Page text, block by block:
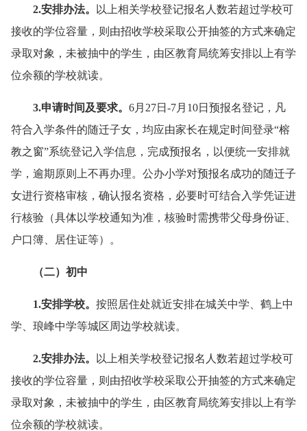
2.安排办法。
以上相关学校登记报名人数若超过学校可
接收的学位容量，则由招收学校采取公开抽签的方式来确定
录取对象，未被抽中的学生，由区教育局统筹安排以上有学
位余额的学校就读。
3.申请时间及要求。 6月27日-7月10日预报名登记，凡
符合入学条件的随迁子女，均应由家长在规定时间登录“榕
教之窗”系统登记入学信息，完成预报名，以便统一安排就
学，逾期原则上不再办理。公办小学对预报名成功的随迁子
女进行资格审核，确认报名资格，必要时可结合入学凭证进
行核验（具体以学校通知为准，核验时需携带父母身份证、
户口簿、居住证等）。
（二）初中
1.安排学校。 按照居住处就近安排在城关中学、鹤上中
学、琅峰中学等城区周边学校就读。
2.安排办法。
以上相关学校登记报名人数若超过学校可
接收的学位容量，则由招收学校采取公开抽签的方式来确定
录取对象，未被抽中的学生，由区教育局统筹安排以上有学
位余额的学校就读。